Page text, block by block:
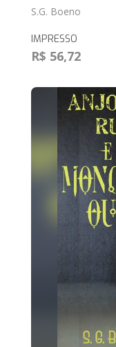
S.G. Boeno
IMPRESSO
R$ 56,72